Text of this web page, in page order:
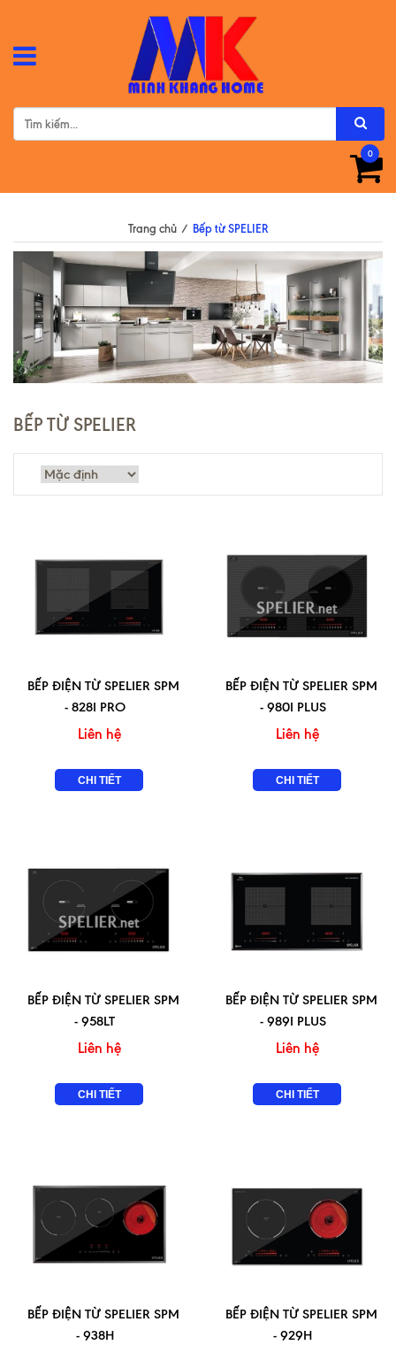
0
Trang chủ / Bếp từ SPELIER
BẾP TỪ SPELIER
BẾP ĐIỆN TỪ SPELIER SPM
- 828I PRO
Liên hệ
CHI TIẾT
BẾP ĐIỆN TỪ SPELIER SPM
- 980I PLUS
Liên hệ
CHI TIẾT
BẾP ĐIỆN TỪ SPELIER SPM
- 958LT
Liên hệ
CHI TIẾT
BẾP ĐIỆN TỪ SPELIER SPM
- 989I PLUS
Liên hệ
CHI TIẾT
BẾP ĐIỆN TỪ SPELIER SPM
- 938H
BẾP ĐIỆN TỪ SPELIER SPM
- 929H